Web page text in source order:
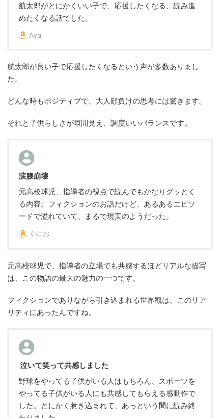
航太郎がとにかくいい子で、応援したくなる、読み進
めたくなる話でした。
Aya
航太郎が良い子で応援したくなるという声が多数ありまし
た。
どんな時もポジティブで、大人顔負けの思考には驚きます。
それと子供らしさが垣間見え、調度いいバランスです。
涙腺崩壊
元高校球児、指導者の視点で読んでもかなりグッとく
る内容。フィクションのお話だけど、あるあるエピソ
ードで溢れていて、まるで現実のようだった。
くにお
元高校球児で、指導者の立場でも共感するほどリアルな描写
は、この物語の最大の魅力の一つです。
フィクションでありながら引き込まれる世界観は、このリア
リティにあったんですね。
泣いて笑って共感しました
野球をやってる子供がいる人はもちろん、スポーツを
やってる子供がいる人にも共感してもらえる感動作で
した。とにかく惹き込まれて、あっという間に読み終